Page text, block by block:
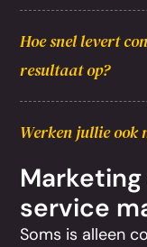
Hoe snel levert
resultaat op?
Werken jullie ook
service
Soms is alleen